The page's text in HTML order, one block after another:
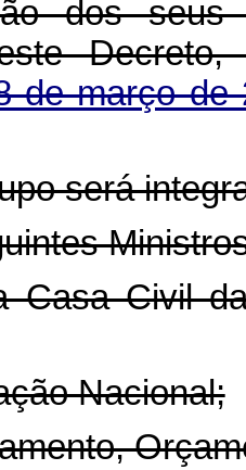
dos
de março
será
Casa Civil
Nacional;